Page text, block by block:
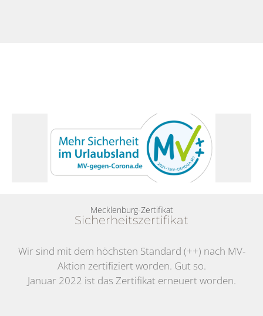
Mecklenburg-Zertifikat
Sicherheitszertifikat
Wir sind mit dem höchsten Standard (++) nach MV-
Aktion zertifiziert worden. Gut so.
Januar 2022 ist das Zertifikat erneuert worden.